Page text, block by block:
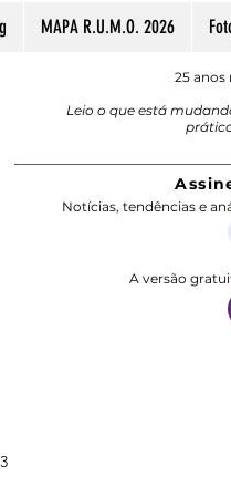
MAPA R.U.M.O. 2026
25
Leio o que está
Notícias, tendências e
A versão